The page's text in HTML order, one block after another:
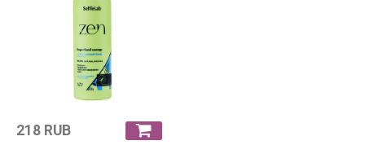
218 RUB